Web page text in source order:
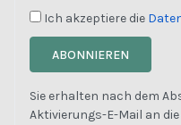
Ich akzeptiere die
ABONNIEREN
Sie erhalten nach dem
Aktivierungs-E-Mail an